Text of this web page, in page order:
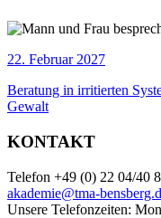
22. Februar 2027
Beratung in irritierten
Gewalt
KONTAKT
Telefon +49 (0) 22 04/40
akademie@tma-
Unsere Telefonzeiten: